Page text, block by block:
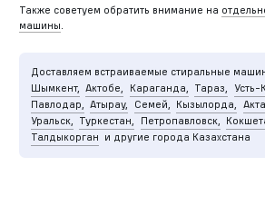
Также советуем обратить внимание на
машины.
Доставляем встраиваемые стиральные
Шымкент, Актобе, Караганда, Тараз,
Усть-
Павлодар,
Атырау, Семей, Кызылорда,
Уральск,
Туркестан, Петропавловск,
Талдыкорган и другие города Казахстана